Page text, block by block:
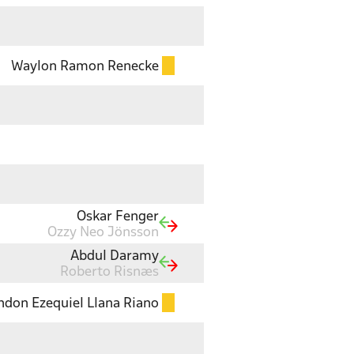
Waylon Ramon Renecke
Oskar Fenger
Ozzy Neo Jönsson
Abdul Daramy
Roberto Risnæs
Ezequiel Llana Riano